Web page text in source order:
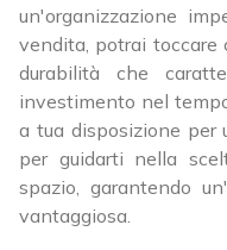
un'organizzazione
vendita, potrai toccare
durabilità che
investimento nel
a tua disposizione per
per guidarti nella
spazio, garantendo
vantaggiosa.